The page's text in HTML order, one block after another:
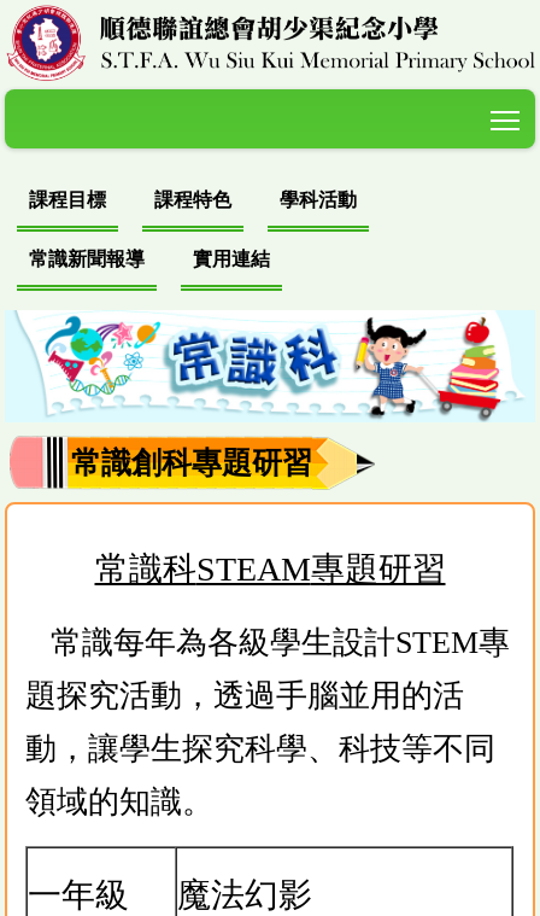
課程目標 課程特色 學科活動
常識新聞報導 實用連結
常識創科專題研習
常識科STEAM專題研習
常識每年為各級學生設計STEM專
題探究活動，透過手腦並用的活
動，讓學生探究科學、科技等不同
領域的知識。
一年級 魔法幻影